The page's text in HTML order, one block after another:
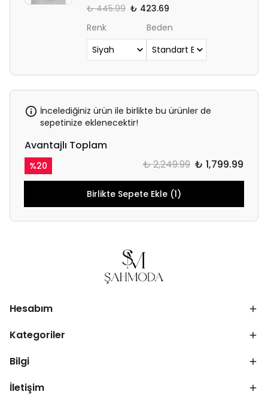
₺ 445.99 ₺ 423.69
Renk
Beden
İncelediğiniz ürün ile birlikte bu ürünler de
sepetinize eklenecektir!
Avantajlı Toplam
%20 ₺ 2,249.99 ₺ 1,799.99
Birlikte Sepete Ekle (1)
Hesabım
Kategoriler
Bilgi
İletişim